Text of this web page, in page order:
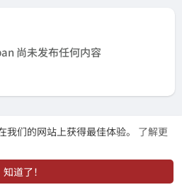
们的网站上获得最佳体验。 了解更
知道了！
发布
尚未发布任何内容